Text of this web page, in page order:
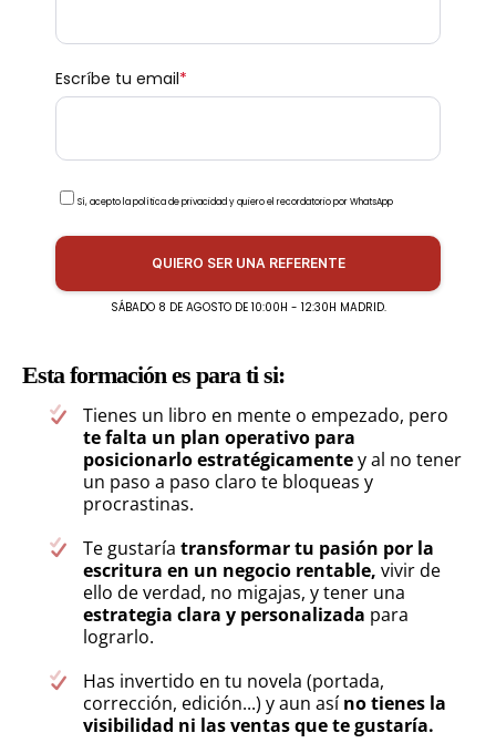
Escríbe tu email*
Sí, acepto la política de privacidad y quiero el recordatorio por WhatsApp
QUIERO SER UNA REFERENTE
SÁBADO 8 DE AGOSTO DE 10:00H - 12:30H MADRID.
Esta formación es para ti si:
Tienes un libro en mente o empezado, pero
te falta un plan operativo para
posicionarlo estratégicamentey al no tener
un paso a paso claro te bloqueas y
procrastinas.
Te gustaría transformar tu pasión por la
escritura en un negocio rentable, vivir de
ello de verdad, no migajas, y tener una
estrategia clara y personalizada para
lograrlo.
Has invertido en tu novela (portada,
corrección, edición...) y aun asíno tienes la
visibilidad ni las ventas que te gustaría.